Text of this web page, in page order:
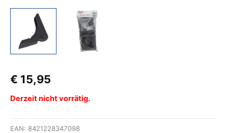
€ 15,95
Derzeit nicht vorrätig.
EAN: 8421228347098